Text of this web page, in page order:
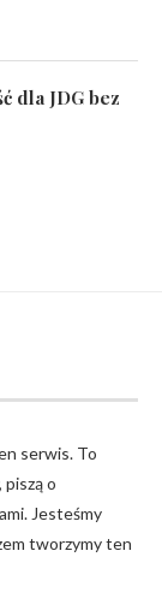
dla JDG bez
serwis. To
o
Jesteśmy
tworzymy ten